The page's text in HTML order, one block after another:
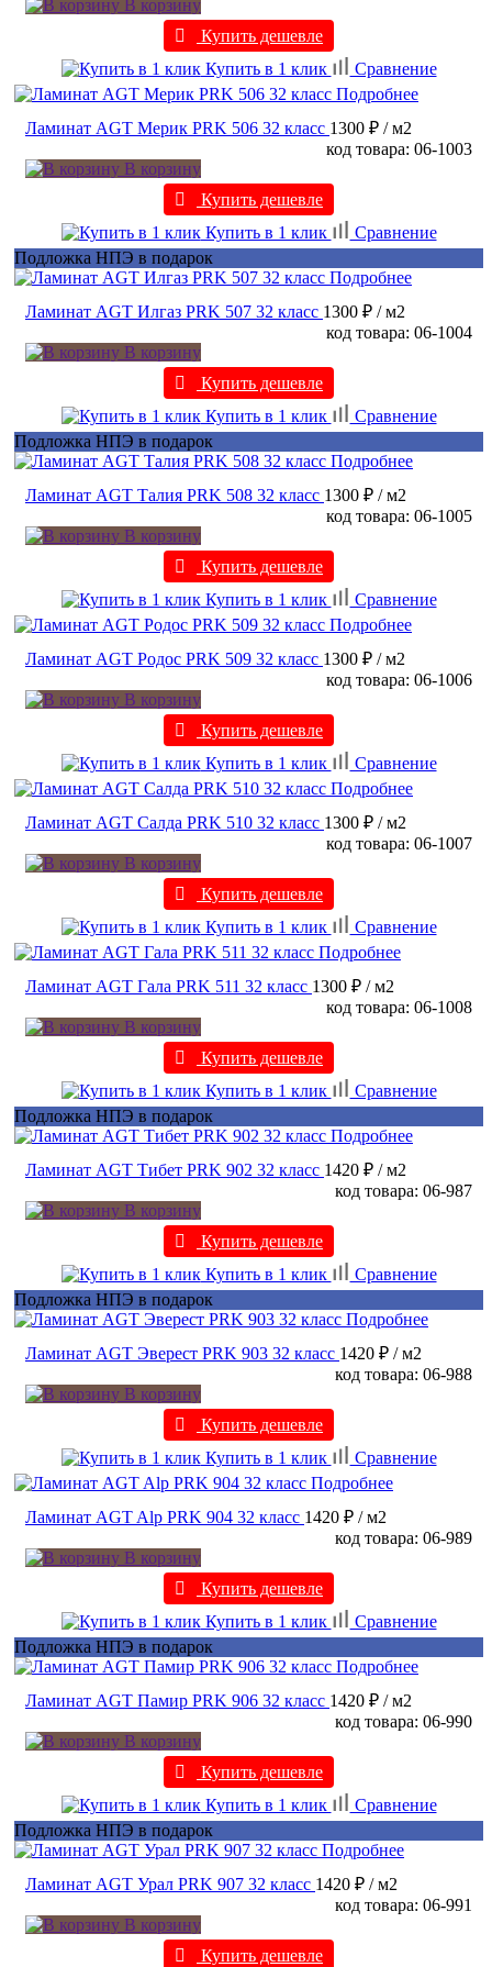
В корзину
Купить дешевле
Купить в 1 клик
Сравнение
Подробнее
Ламинат AGT Мерик PRK 506 32 класс 1300 ₽ / м2
код товара: 06-1003
В корзину
Купить дешевле
Купить в 1 клик
Сравнение
Подложка НПЭ в подарок
Подробнее
Ламинат AGT Илгаз PRK 507 32 класс 1300 ₽ / м2
код товара: 06-1004
В корзину
Купить дешевле
Купить в 1 клик
Сравнение
Подложка НПЭ в подарок
Подробнее
Ламинат AGT Талия PRK 508 32 класс 1300 ₽ / м2
код товара: 06-1005
В корзину
Купить дешевле
Купить в 1 клик
Сравнение
Подробнее
Ламинат AGT Родос PRK 509 32 класс 1300 ₽ / м2
код товара: 06-1006
В корзину
Купить дешевле
Купить в 1 клик
Сравнение
Подробнее
Ламинат AGT Салда PRK 510 32 класс 1300 ₽ / м2
код товара: 06-1007
В корзину
Купить дешевле
Купить в 1 клик
Сравнение
Подробнее
Ламинат AGT Гала PRK 511 32 класс 1300 ₽ / м2
код товара: 06-1008
В корзину
Купить дешевле
Купить в 1 клик
Сравнение
Подложка НПЭ в подарок
Подробнее
Ламинат AGT Тибет PRK 902 32 класс 1420 ₽ / м2
код товара: 06-987
В корзину
Купить дешевле
Купить в 1 клик
Сравнение
Подложка НПЭ в подарок
Подробнее
Ламинат AGT Эверест PRK 903 32 класс 1420 ₽ / м2
код товара: 06-988
В корзину
Купить дешевле
Купить в 1 клик
Сравнение
Подробнее
Ламинат AGT Alp PRK 904 32 класс 1420 ₽ / м2
код товара: 06-989
В корзину
Купить дешевле
Купить в 1 клик
Сравнение
Подложка НПЭ в подарок
Подробнее
Ламинат AGT Памир PRK 906 32 класс 1420 ₽ / м2
код товара: 06-990
В корзину
Купить дешевле
Купить в 1 клик
Сравнение
Подложка НПЭ в подарок
Подробнее
Ламинат AGT Урал PRK 907 32 класс 1420 ₽ / м2
код товара: 06-991
В корзину
Купить дешевле